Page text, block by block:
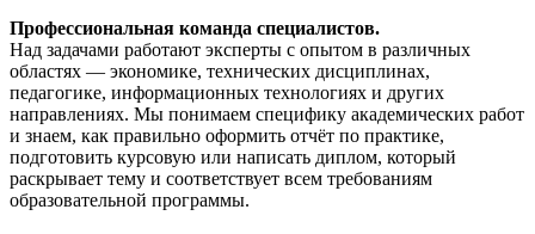
Профессиональная команда специалистов.
Над задачами работают эксперты с опытом в различных
областях — экономике, технических дисциплинах,
педагогике, информационных технологиях и других
направлениях. Мы понимаем специфику академических работ
и знаем, как правильно оформить отчёт по практике,
подготовить курсовую или написать диплом, который
раскрывает тему и соответствует всем требованиям
образовательной программы.